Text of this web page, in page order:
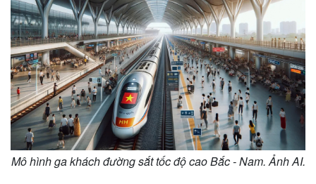
Mô hình ga khách đường sắt tốc độ cao Bắc - Nam. Ảnh AI.